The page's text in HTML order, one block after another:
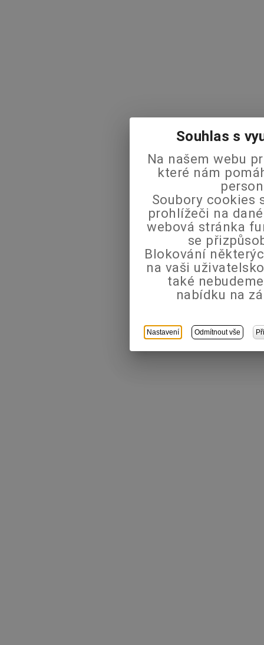
Souhlas s
Na našem webu
které nám
Soubory cookies
prohlížeči na
webová stránka
se
Blokování
na vaši
také
nabídku na
Nastavení Odmítnout vše